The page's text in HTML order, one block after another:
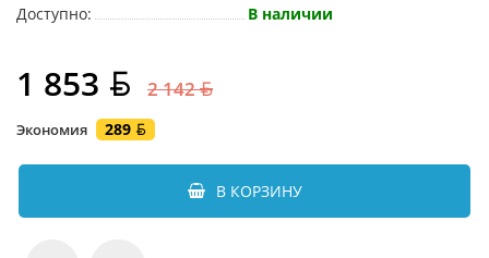
Доступно:
В наличии
1 853 2 142
Экономия 289
В КОРЗИНУ